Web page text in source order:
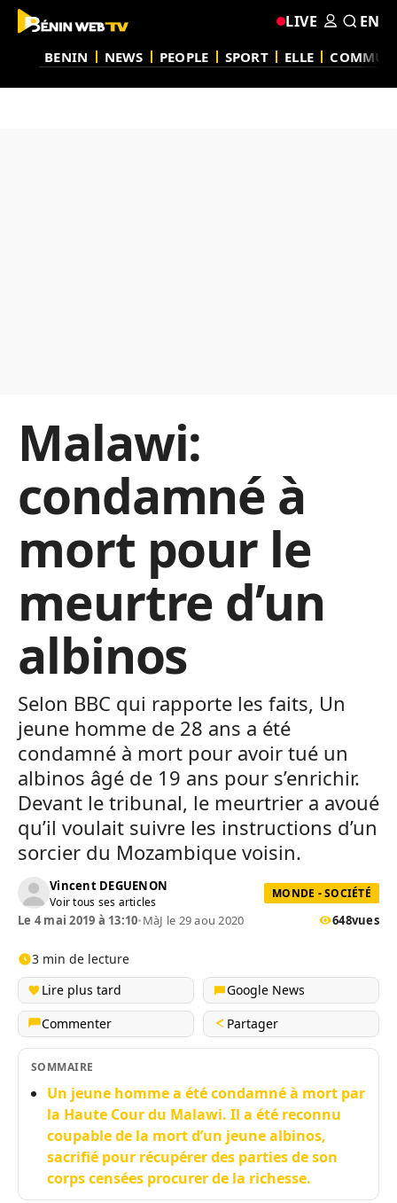
BENIN NEWS PEOPLE SPORT ELLE
LIVE EN
Malawi:
condamné à
mort pour le
meurtre d’un
albinos
Selon BBC qui rapporte les faits, Un
jeune homme de 28 ans a été
condamné à mort pour avoir tué un
albinos âgé de 19 ans pour s’enrichir.
Devant le tribunal, le meurtrier a avoué
qu’il voulait suivre les instructions d’un
sorcier du Mozambique voisin.
Vincent DEGUENON
Voir tous ses articles
MONDE - SOCIÉTÉ
Le 4 mai 2019 à 13:10•MàJ le 29 aou 2020 648vues
3 min de lecture
Lire plus tard
Google News
Commenter
Partager
SOMMAIRE
Un jeune homme a été condamné à mort par
la Haute Cour du Malawi. Il a été reconnu
coupable de la mort d’un jeune albinos,
sacrifié pour récupérer des parties de son
corps censées procurer de la richesse.